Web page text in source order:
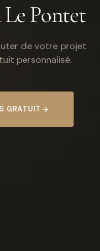
Pontet
de votre projet
personnalisé.
GRATUIT